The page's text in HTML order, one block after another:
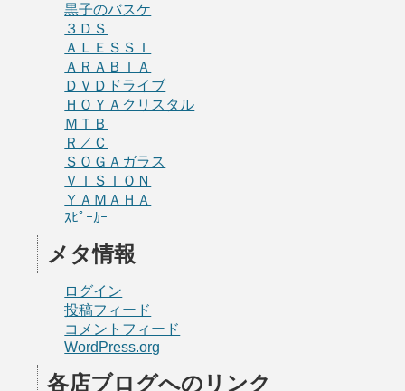
黒子のバスケ
３ＤＳ
ＡＬＥＳＳＩ
ＡＲＡＢＩＡ
ＤＶＤドライブ
ＨＯＹＡクリスタル
ＭＴＢ
Ｒ／Ｃ
ＳＯＧＡガラス
ＶＩＳＩＯＮ
ＹＡＭＡＨＡ
ｽﾋﾟｰｶｰ
メタ情報
ログイン
投稿フィード
コメントフィード
WordPress.org
各店ブログへのリンク